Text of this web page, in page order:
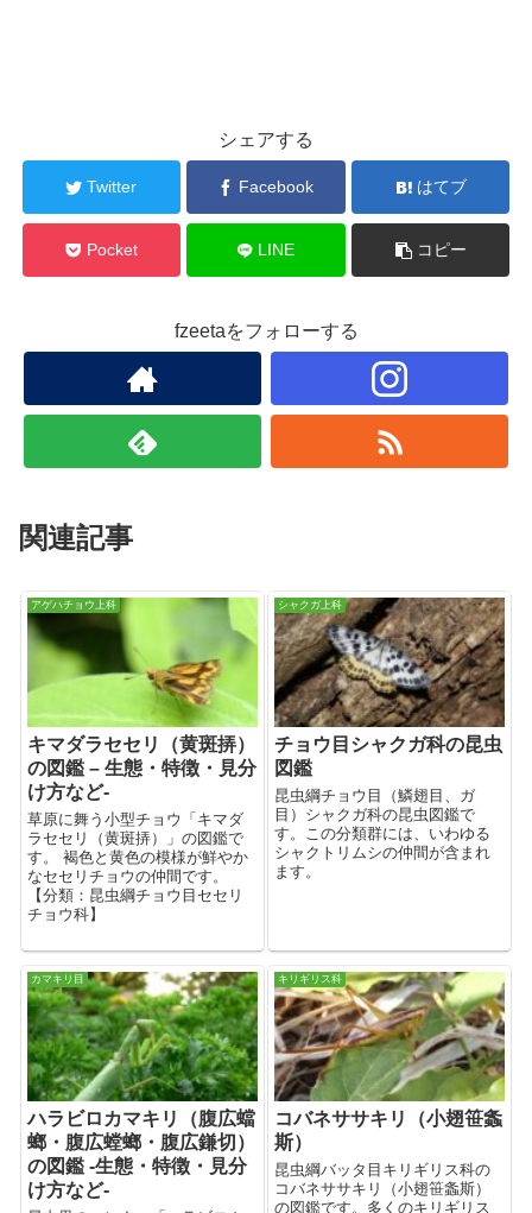
シェアする
Twitter Facebook はてブ
Pocket LINE コピー
fzeetaをフォローする
関連記事
アゲハチョウ上科
キマダラセセリ（黄斑挵）
の図鑑 – 生態・特徴・見分
け方など-
草原に舞う小型チョウ「キマダ
ラセセリ（黄斑挵）」の図鑑で
す。 褐色と黄色の模様が鮮やか
なセセリチョウの仲間です。
【分類：昆虫綱チョウ目セセリ
チョウ科】
シャクガ上科
チョウ目シャクガ科の昆虫
図鑑
昆虫綱チョウ目（鱗翅目、ガ
目）シャクガ科の昆虫図鑑で
す。この分類群には、いわゆる
シャクトリムシの仲間が含まれ
ます。
カマキリ目
ハラビロカマキリ（腹広蟷
螂・腹広螳螂・腹広鎌切）
の図鑑 -生態・特徴・見分
け方など-
キリギリス科
コバネササキリ（小翅笹螽
斯）
昆虫綱バッタ目キリギリス科の
コバネササキリ（小翅笹螽斯）
の図鑑です。多くのキリギリス